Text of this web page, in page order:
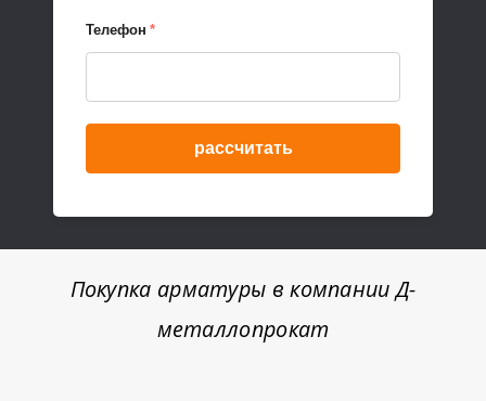
Телефон *
рассчитать
Покупка арматуры в компании Д-
металлопрокат